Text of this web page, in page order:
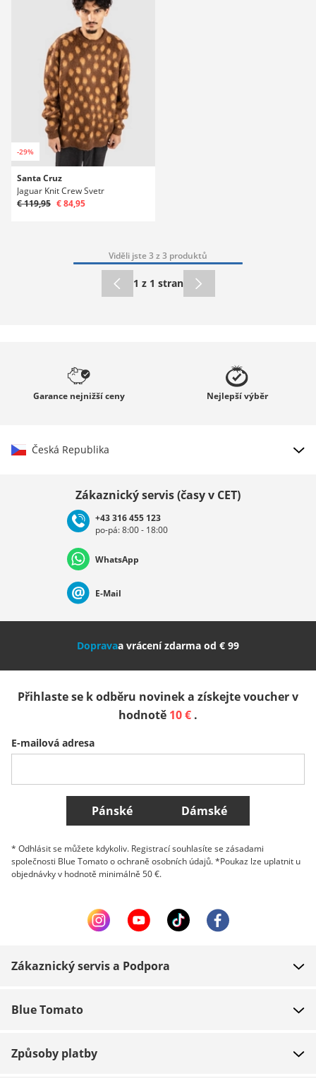
-29%
Santa Cruz
Jaguar Knit Crew Svetr
€ 119,95 € 84,95
Viděli jste 3 z 3 produktů
1 z 1 stran
Garance nejnižší ceny Nejlepšívýběr
Česká Republika
Deutschland Österreich
Nederland Italia (Italiano) Italien (Deutsch)
Slovenija
Belgique (Français) Danmark Norge
Všechny země
Zákaznický servis (časy v CET)
+43 316 455 123
po-pá: 8:00 - 18:00
WhatsApp
E-Mail
Dopravaa vrácení zdarma od € 99
Přihlaste se k odběru novinek a získejte voucher v
hodnotě 10 € .
E-mailová adresa
Pánské Dámské
* Odhlásit se můžete kdykoliv. Registrací souhlasíte se zásadami
společnosti Blue Tomato o ochraně osobních údajů. *Poukaz lze uplatnit u
objednávky v hodnotě minimálně 50 €.
Zákaznický servis a Podpora
Platba
Blue Tomato
Způsoby platby